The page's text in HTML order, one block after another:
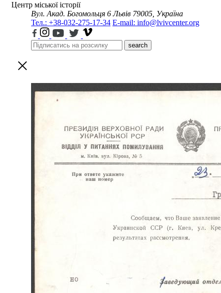
Центр міської історії
Вул. Акад. Богомольця 6 Львів 79005, Україна
Тел.: +38-032-275-17-34 E-mail: info@lvivcenter.org
search